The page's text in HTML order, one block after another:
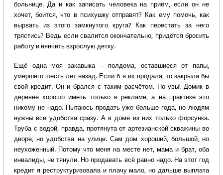
больнице. Да и как записать человека на приём, если он не
хочет, боится, что в психушку отправят? Как ему помочь, как
вырвать из этого замкнутого круга? Как перестать за него
трястись? Ведь если свалится окончательно, придётся бросить
работу и нянчить взрослую детку.
Ещё одна моя закавыка – полдома, оставшиеся от папы,
умершего шесть лет назад. Если б я их продала, то закрыла бы
свой кредит. Он и брался с таким расчётом. Но увы! Домик в
деревне хорошо иметь только в рекламе, а на практике это
никому не надо. Пытаюсь продать уже больше года, но людям
нужны все удобства сразу. А в доме из них только форсунка.
Труба с водой, правда, протянута от артезианской скважины во
дворе, но удобства на улице. Сам дом хороший, большой, но
неухоженный. Потому что меня на месте нет, мама и брат, оба
инвалиды, не тянули. Но продавать всё равно надо. На этот год
кредит я реструктуризовала и плачу мало, но дальше выплата